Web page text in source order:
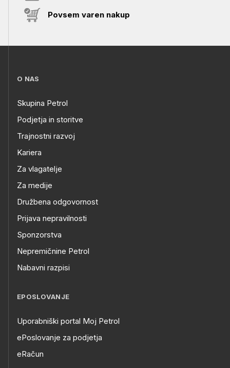
Povsem varen nakup
O NAS
Skupina Petrol
Podjetja in storitve
Trajnostni razvoj
Kariera
Za vlagatelje
Za medije
Družbena odgovornost
Prijava nepravilnosti
Sponzorstva
Nepremičnine Petrol
Nabavni razpisi
EPOSLOVANJE
Uporabniški portal Moj Petrol
ePoslovanje za podjetja
eRačun